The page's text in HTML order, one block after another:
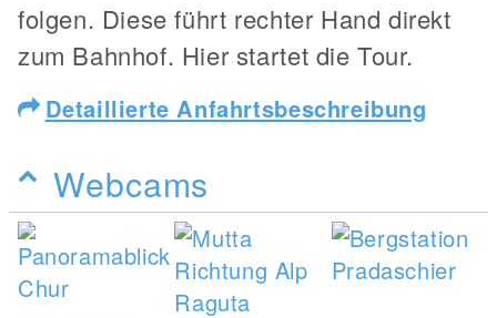
folgen. Diese führt rechter Hand direkt
zum Bahnhof. Hier startet die Tour.
Detaillierte Anfahrtsbeschreibung
Webcams